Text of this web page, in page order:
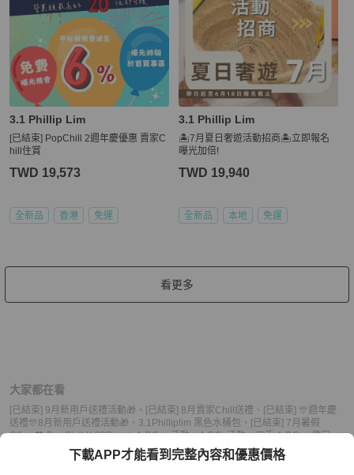
3.1 Phillip Lim
[已結束] PopChill 2週年慶優惠 賣家C
hill住賞
TWD 19,573
全新品 香港 免運
3.1 Phillip Lim
🏝️7月夏日奢遊活動招商🏝️立即報名
曝光加倍!
TWD 19,940
全新品 本地 免運
看更多
大家都在看
[已結束] 9月新用戶送禮活動🎁 、 [已結束] 8月賣家Chill送禮 、 [已結束] 🎊週年慶
送禮🎊8月新用戶送禮活動🎁 、 3.1Philliplim 黑色水桶包 、 [已結束] 7月暑假
Offers💖 PopChill X 20BeautyA.P.C.、活動、A.P.C. 活動、二手 A.P.C.、便宜
小資 A.P.C.、 熱門 A.P.C.、中古 A.P.C.、推薦 A.P.C.、二手 活動
小資 活動 、熱門 活動、中古 活動、推薦 活動
下載APP才能看到完整內容和優惠價格